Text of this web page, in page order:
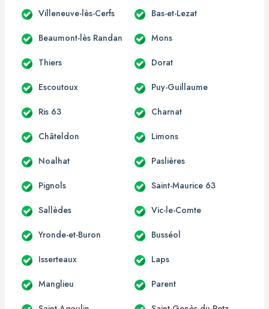
Villeneuve-lès-Cerfs Bas-et-Lezat
Beaumont-lès Randan Mons
Thiers Dorat
Escoutoux Puy-Guillaume
Ris 63 Charnat
Châteldon Limons
Noalhat Paslières
Pignols Saint-Maurice 63
Sallèdes Vic-le-Comte
Yronde-et-Buron Busséol
Isserteaux Laps
Manglieu Parent